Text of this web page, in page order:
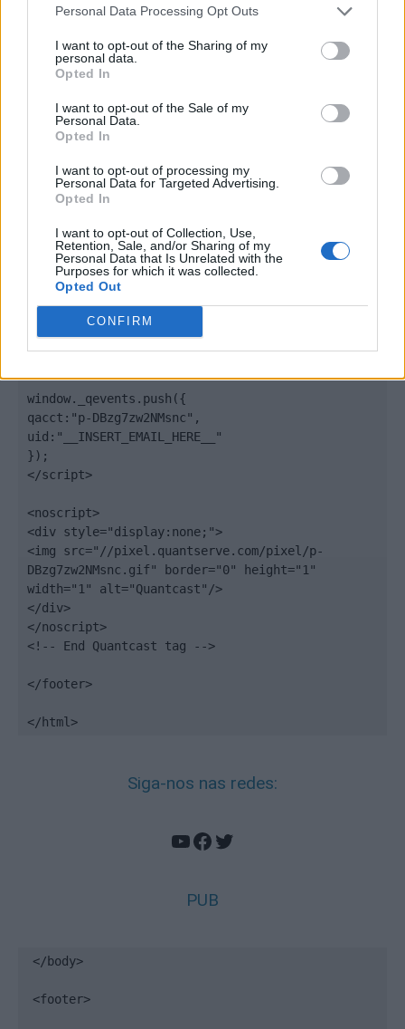
Personal Data Processing Opt Outs
I want to opt-out of the Sharing of my
personal data.
Opted In
I want to opt-out of the Sale of my
Personal Data.
Opted In
I want to opt-out of processing my
Personal Data for Targeted Advertising.
Opted In
I want to opt-out of Collection, Use,
Retention, Sale, and/or Sharing of my
Personal Data that Is Unrelated with the
Purposes for which it was collected.
Opted Out
CONFIRM
</body>
<footer>
<script type="text/javascript">
window._qevents = window._qevents || [];
(function() {
var elem = document.createElement('script');
elem.src = (document.location.protocol ==
"https:" ? "https://secure" : "http://edge") +
".quantserve.com/quant.js";
elem.async = true;
elem.type = "text/javascript";
var scpt =
document.getElementsByTagName('script')[0];
scpt.parentNode.insertBefore(elem, scpt);
window._qevents.push({
qacct:"p-DBzg7zw2NMsnc",
uid:"__INSERT_EMAIL_HERE__"
});
</script>
<noscript>
<div style="display:none;">
<img src="//pixel.quantserve.com/pixel/p-
DBzg7zw2NMsnc.gif" border="0" height="1"
width="1" alt="Quantcast"/>
</div>
</noscript>
<!-- End Quantcast tag -->
</footer>
</html>
Siga-nos nas redes:
YouTube
Facebook
Twitter
PUB
</body>
<footer>